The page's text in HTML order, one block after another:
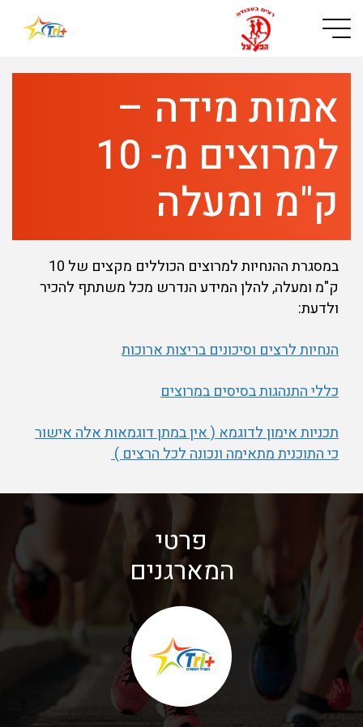
Button used only for devices with a small screen
אמות מידה –
למרוצים מ- 10
ק"מ ומעלה
במסגרת ההנחיות למרוצים הכוללים מקצים של 10
ק"מ ומעלה, להלן המידע הנדרש מכל משתתף להכיר
ולדעת:
הנחיות לרצים וסיכונים בריצות ארוכות
כללי התנהגות בסיסים במרוצים
תכניות אימון לדוגמא ( אין במתן דוגמאות אלה אישור
כי התוכנית מתאימה ונכונה לכל הרצים )
פרטי
המארגנים